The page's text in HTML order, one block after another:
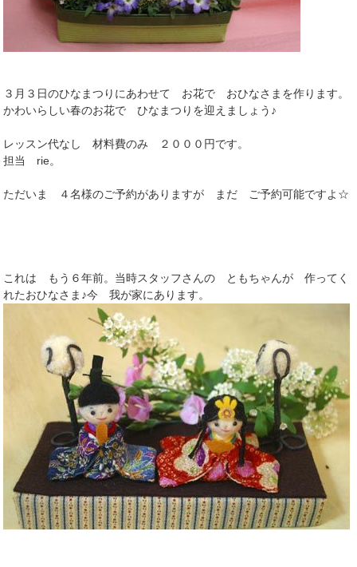
３月３日のひなまつりにあわせて お花で おひなさまを作ります。
かわいらしい春のお花で ひなまつりを迎えましょう♪
レッスン代なし 材料費のみ ２０００円です。
担当 rie。
ただいま ４名様のご予約がありますが まだ ご予約可能ですよ☆
これは もう６年前。当時スタッフさんの ともちゃんが 作ってく
れたおひなさま♪今 我が家にあります。